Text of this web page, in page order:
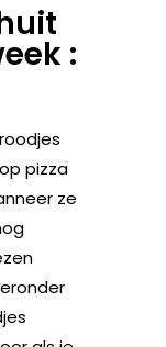
:
pizza
ze